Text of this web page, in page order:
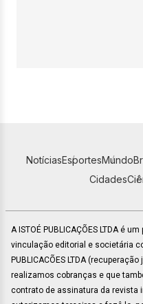
NotíciasEsportesMundo
Cidades
A ISTOÉ PUBLICAÇÕES LTDA é
vinculação editorial e societária
PUBLICACÕES LTDA
realizamos cobranças e que
contrato de assinatura da revista